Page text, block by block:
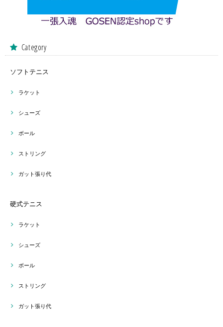
Category
ソフトテニス
ラケット
シューズ
ボール
ストリング
ガット張り代
硬式テニス
ラケット
シューズ
ボール
ストリング
ガット張り代